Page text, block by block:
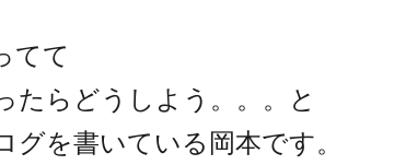
てて
たらどうしよう。。。と
グを書いている岡本です。